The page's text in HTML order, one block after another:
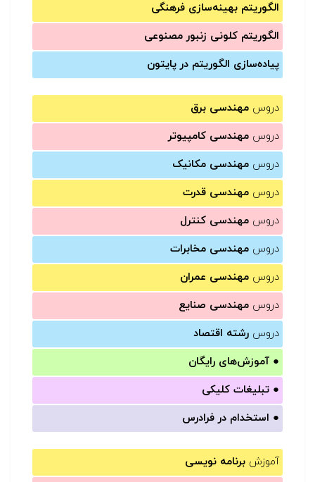
الگوریتم بهینه‌سازی فرهنگی
الگوریتم کلونی زنبور مصنوعی
پیاده‌سازی الگوریتم در پایتون
دروس مهندسی برق
دروس مهندسی کامپیوتر
دروس مهندسی مکانیک
دروس مهندسی قدرت
دروس مهندسی کنترل
دروس مهندسی مخابرات
دروس مهندسی عمران
دروس مهندسی صنایع
دروس رشته اقتصاد
● آموزش‌های رایگان
● تبلیغات کلیکی
● استخدام در فرادرس
آموزش برنامه نویسی